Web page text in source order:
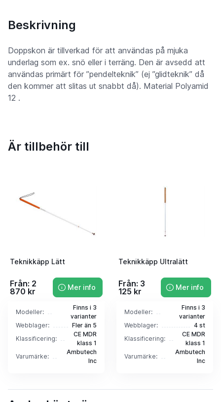
Beskrivning
Doppskon är tillverkad för att användas på mjuka
underlag som ex. snö eller i terräng. Den är avsedd att
användas primärt för ”pendelteknik” (ej ”glidteknik” då
den kommer att slitas ut snabbt då). Material Polyamid
12 .
Är tillbehör till
Teknikkäpp Lätt
Från: 2
870 kr
Mer info
Modeller:
Finns i 3
varianter
Webblager:
Fler än 5
Klassificering:
CE MDR
klass 1
Varumärke:
Ambutech
Inc
Teknikkäpp Ultralätt
Från: 3
125 kr
Mer info
Modeller:
Finns i 3
varianter
Webblager:
4 st
Klassificering:
CE MDR
klass 1
Varumärke:
Ambutech
Inc